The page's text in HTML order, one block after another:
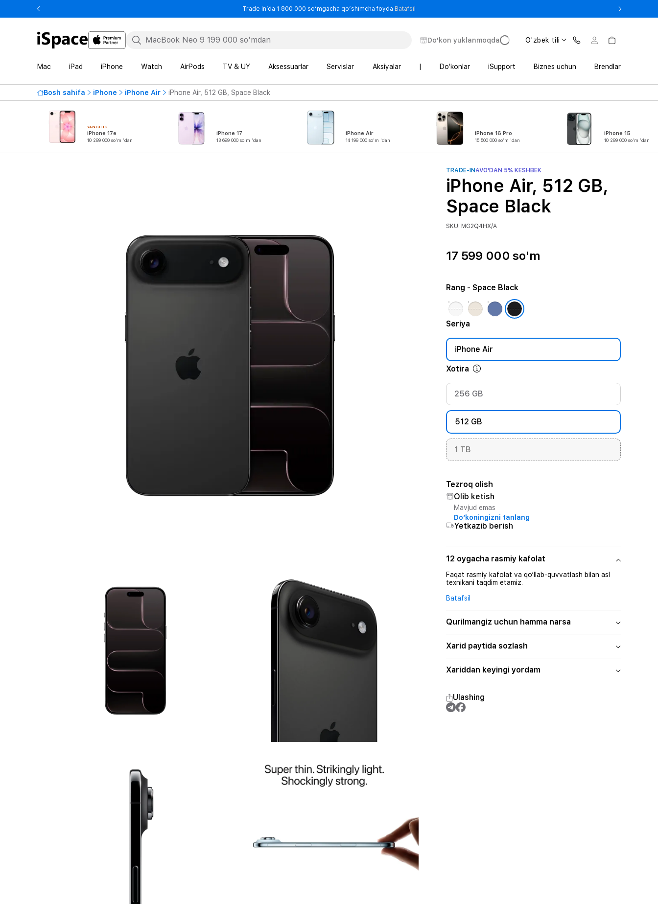
Trade In’da 1 800 000 so‘mgacha qo‘shimcha foyda Batafsil
Do'kon yuklanmoqda O'zbek tili
Mac iPad iPhone Watch AirPods TV & UY Aksessuarlar Servislar Aksiyalar Do‘konlar iSupport Biznes uchun Brendlar
Bosh sahifa iPhone iPhone Air iPhone Air, 512 GB, Space Black
YANGILIK
iPhone 17e
10 299 000 so'm 'dan
iPhone 17
13 699 000 so'm 'dan
iPhone Air
14 199 000 so'm 'dan
iPhone 16 Pro
15 500 000 so'm 'dan
iPhone 15
10 299 000 so'm 'dan
TRADE-INAVO'DAN 5% KESHBEK
iPhone Air, 512 GB,
Space Black
SKU: MG2Q4HX/A
17 599 000 so'm
Seriya
iPhone Air
Xotira
256 GB
512 GB
1 TB
Rang - Space Black
Tezroq olish
Olib ketish
Mavjud emas
Do‘koningizni tanlang
Yetkazib berish
12 oygacha rasmiy kafolat
Faqat rasmiy kafolat va qo‘llab-quvvatlash bilan asl
texnikani taqdim etamiz.
Batafsil
Qurilmangiz uchun hamma narsa
Xarid paytida sozlash
Xariddan keyingi yordam
Ulashing